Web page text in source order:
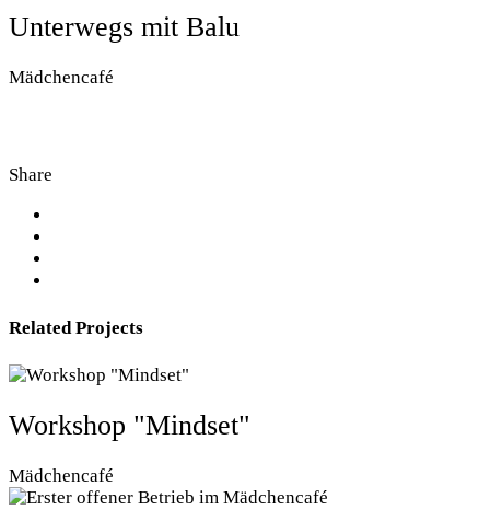
Unterwegs mit Balu
Mädchencafé
Share
Related Projects
Workshop "Mindset"
Mädchencafé